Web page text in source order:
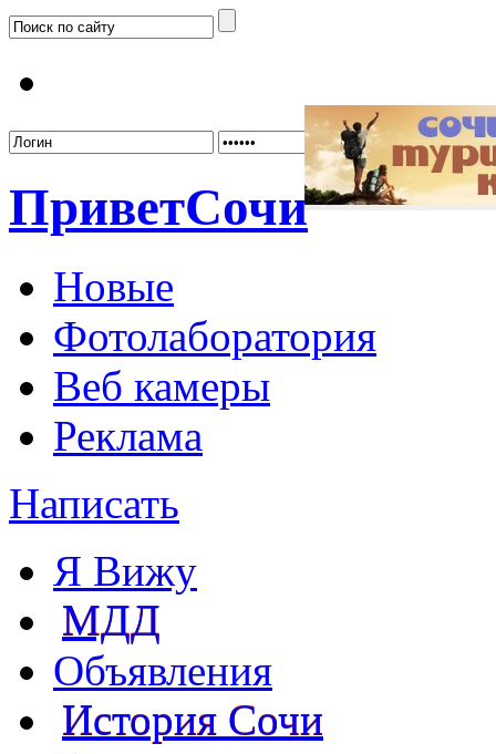
ПриветСочи
Новые
Фотолаборатория
Веб камеры
Реклама
Написать
Я Вижу
МДД
Объявления
История Сочи